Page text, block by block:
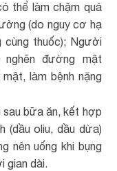
thể làm chậm quá
(do nguy cơ hạ
cùng thuốc); Người
đường mật
làm bệnh nặng
sau bữa ăn, kết hợp
(dầu oliu, dầu dừa)
nên uống khi bụng
gian dài.